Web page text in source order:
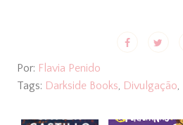
Por: Flavia Penido
Tags: Darkside Books, Divulgação,